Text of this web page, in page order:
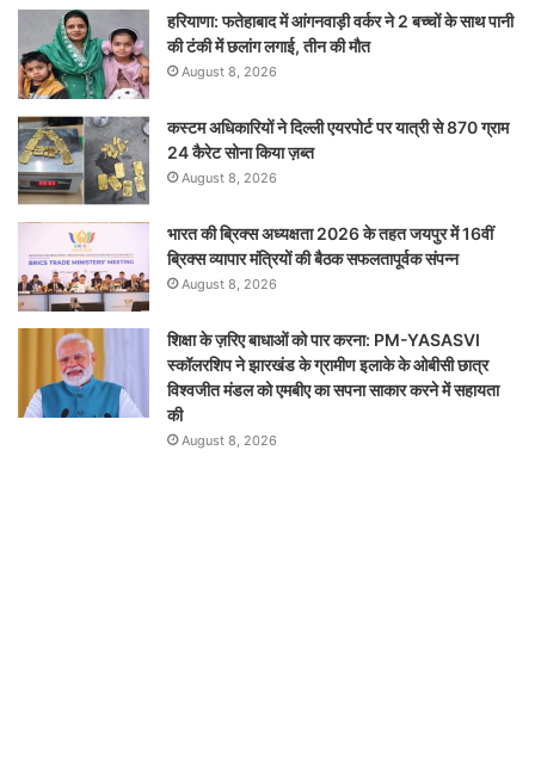
हरियाणा: फतेहाबाद में आंगनवाड़ी वर्कर ने 2 बच्चों के साथ पानी
की टंकी में छलांग लगाई, तीन की मौत
August 8, 2026
कस्टम अधिकारियों ने दिल्ली एयरपोर्ट पर यात्री से 870 ग्राम
24 कैरेट सोना किया ज़ब्त
August 8, 2026
भारत की ब्रिक्‍स अध्यक्षता 2026 के तहत जयपुर में 16वीं
ब्रिक्‍स व्यापार मंत्रियों की बैठक सफलतापूर्वक संपन्न
August 8, 2026
शिक्षा के ज़रिए बाधाओं को पार करना: PM-YASASVI
स्कॉलरशिप ने झारखंड के ग्रामीण इलाके के ओबीसी छात्र
विश्वजीत मंडल को एमबीए का सपना साकार करने में सहायता
की
August 8, 2026